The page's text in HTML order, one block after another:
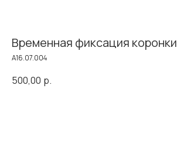
Временная фиксация коронки
A16.07.004
500,00 р.